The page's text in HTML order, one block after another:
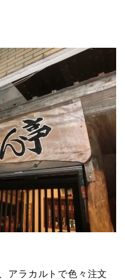
アラカルトで色々注文